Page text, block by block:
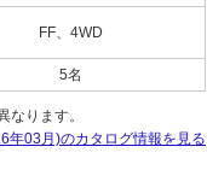
FF、4WD
5名
ります。
年03月)のカタログ情報を見る